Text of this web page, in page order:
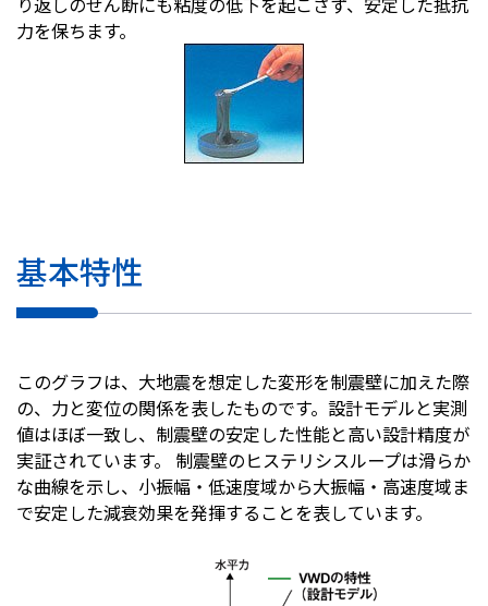
力を保ちます。
基本特性
このグラフは、大地震を想定した変形を制震壁に加えた際
の、力と変位の関係を表したものです。設計モデルと実測
値はほぼ一致し、制震壁の安定した性能と高い設計精度が
実証されています。 制震壁のヒステリシスループは滑らか
な曲線を示し、小振幅・低速度域から大振幅・高速度域ま
で安定した減衰効果を発揮することを表しています。